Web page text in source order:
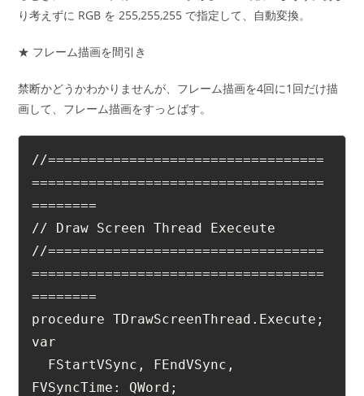
り考えずに RGB を 255,255,255 で指定して、自動変換。
★ フレーム描画を間引き
禁断かどうかわかりませんが、フレーム描画を4回に1回だけ描
画して、フレーム描画をすっとばす。
//==================================
====================================
========
// Draw Screen Thread Execeute
//==================================
====================================
========
procedure TDrawScreenThread.Execute;
var
FVSyncTime: QWord;